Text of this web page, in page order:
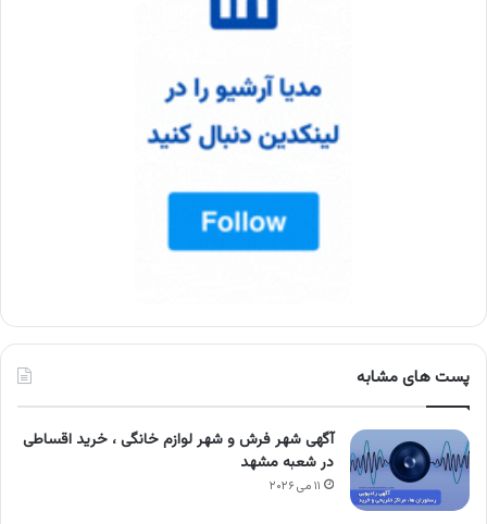
پست های مشابه
آگهی شهر فرش و شهر لوازم خانگی ، خرید اقساطی
در شعبه مشهد
۱۱ می ۲۰۲۶